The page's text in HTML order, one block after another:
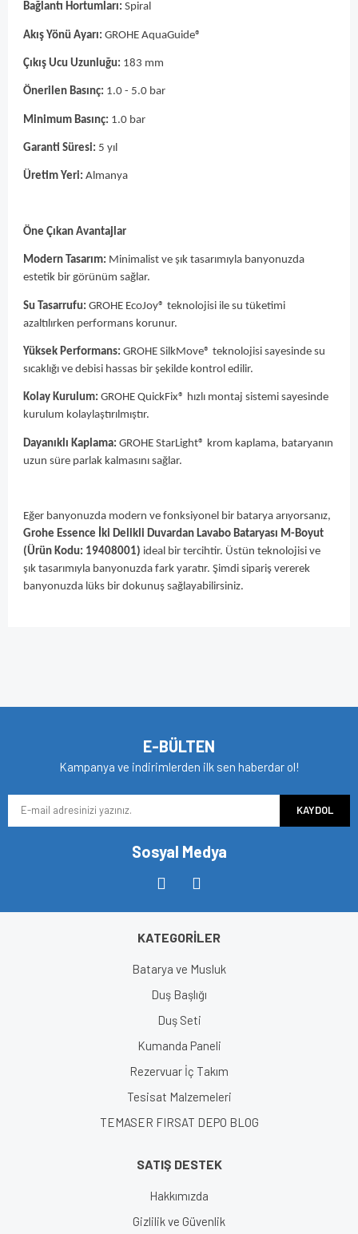
Bağlantı Hortumları: Spiral
Akış Yönü Ayarı: GROHE AquaGuide®
Çıkış Ucu Uzunluğu: 183 mm
Önerilen Basınç: 1.0 - 5.0 bar
Minimum Basınç: 1.0 bar
Garanti Süresi: 5 yıl
Üretim Yeri: Almanya
Öne Çıkan Avantajlar
Modern Tasarım: Minimalist ve şık tasarımıyla banyonuzda
estetik bir görünüm sağlar.
Su Tasarrufu: GROHE EcoJoy® teknolojisi ile su tüketimi
azaltılırken performans korunur.
Yüksek Performans: GROHE SilkMove® teknolojisi sayesinde su
sıcaklığı ve debisi hassas bir şekilde kontrol edilir.
Kolay Kurulum: GROHE QuickFix® hızlı montaj sistemi sayesinde
kurulum kolaylaştırılmıştır.
Dayanıklı Kaplama: GROHE StarLight® krom kaplama, bataryanın
uzun süre parlak kalmasını sağlar.
Eğer banyonuzda modern ve fonksiyonel bir batarya arıyorsanız,
Grohe Essence İki Delikli Duvardan Lavabo Bataryası M-Boyut
(Ürün Kodu: 19408001) ideal bir tercihtir. Üstün teknolojisi ve
şık tasarımıyla banyonuzda fark yaratır. Şimdi sipariş vererek
banyonuzda lüks bir dokunuş sağlayabilirsiniz.
Ürün resmi kalitesiz, bozuk veya görüntülenemiyor.
Ürün açıklamasında eksik bilgiler bulunuyor.
Ürün fiyatı diğer sitelerden daha pahalı.
Gönder
E-BÜLTEN
Kampanya ve indirimlerden ilk sen haberdar ol!
KAYDOL
Sosyal Medya
KATEGORİLER
Batarya ve Musluk
Duş Başlığı
Duş Seti
Kumanda Paneli
Rezervuar İç Takım
Tesisat Malzemeleri
TEMASER FIRSAT DEPO BLOG
SATIŞ DESTEK
Hakkımızda
Gizlilik ve Güvenlik